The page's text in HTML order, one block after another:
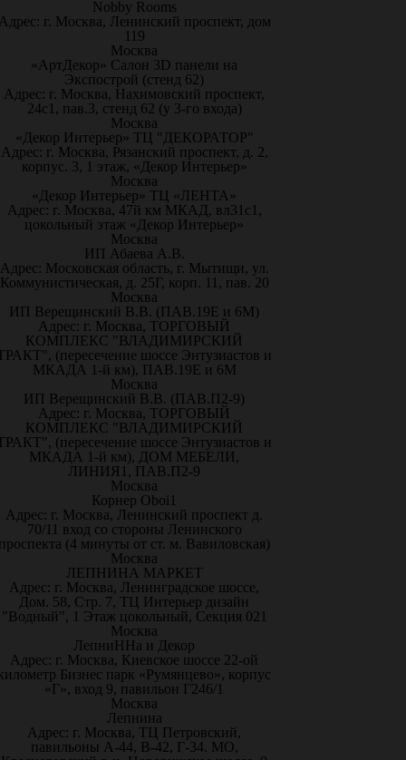
Nobby Rooms
г. Москва, Ленинский проспект, дом
119
Москва
«АртДекор» Салон 3D панели на
Экспострой (стенд 62)
Адрес: г. Москва, Нахимовский проспект,
24с1, пав.3, стенд 62 (у 3-го входа)
Москва
«Декор Интерьер» ТЦ "ДЕКОРАТОР"
Адрес: г. Москва, Рязанский проспект, д. 2,
корпус. 3, 1 этаж, «Декор Интерьер»
Москва
«Декор Интерьер» ТЦ «ЛЕНТА»
Адрес: г. Москва, 47й км МКАД, вл31с1,
цокольный этаж «Декор Интерьер»
Москва
ИП Абаева А.В.
Адрес: Московская область, г. Мытищи, ул.
Коммунистическая, д. 25Г, корп. 11, пав. 20
Москва
ИП Верещинский В.В. (ПАВ.19Е и 6М)
Адрес: г. Москва, ТОРГОВЫЙ
КОМПЛЕКС "ВЛАДИМИРСКИЙ
(пересечение шоссе Энтузиастов и
МКАДА 1-й км), ПАВ.19Е и 6М
Москва
ИП Верещинский В.В. (ПАВ.П2-9)
Адрес: г. Москва, ТОРГОВЫЙ
КОМПЛЕКС "ВЛАДИМИРСКИЙ
(пересечение шоссе Энтузиастов и
МКАДА 1-й км), ДОМ МЕБЕЛИ,
ЛИНИЯ1, ПАВ.П2-9
Москва
Корнер Oboi1
Адрес: г. Москва, Ленинский проспект д.
70/11 вход со стороны Ленинского
(4 минуты от ст. м. Вавиловская)
Москва
ЛЕПНИНА МАРКЕТ
Адрес: г. Москва, Ленинградское шоссе,
Дом. 58, Стр. 7, ТЦ Интерьер дизайн
"Водный", 1 Этаж цокольный, Секция 021
Москва
ЛепниННа и Декор
Адрес: г. Москва, Киевское шоссе 22-ой
Бизнес парк «Румянцево», корпус
«Г», вход 9, павильон Г246/1
Москва
Лепнина
Адрес: г. Москва, ТЦ Петровский,
павильоны А-44, В-42, Г-34. МО,